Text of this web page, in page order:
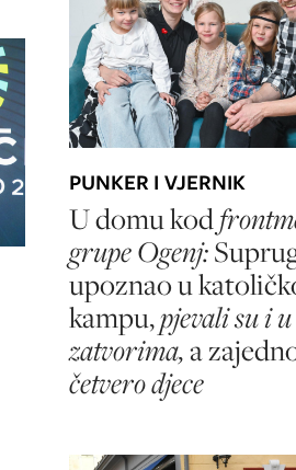
PUNKER I VJERNIK
U domu kod
grupe Ogenj:
upoznao u
kampu,pjevali su i u
zatvorima,a
četvero djece